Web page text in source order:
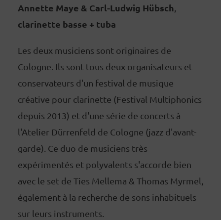
Annette Maye & Carl-Ludwig Hübsch,
clarinette basse + tuba
Les deux musiciens sont originaires de
Cologne. Ils sont tous deux organisateurs et
conservateurs d'un festival de musique
créative pour clarinette (Festival Multiphonics
depuis 2013) et d'une série de concerts à
l'Atelier Dürrenfeld de Cologne (jazz d'avant-
garde). Ce duo de musiciens très
expérimentés et polyvalents s'accorde bien
avec le set de Ties Mellema & Thomas Myrmel,
également à la recherche de sons inhabituels
sur leurs instruments.